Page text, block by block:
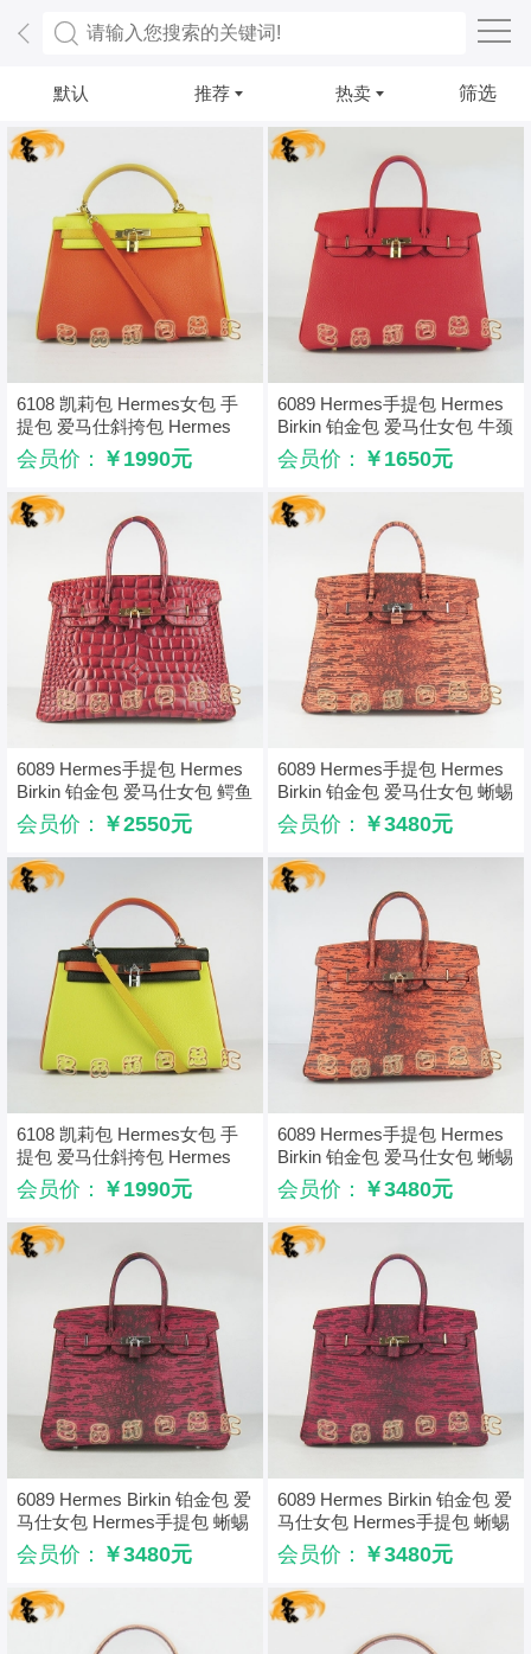
默认 推荐 热卖 筛选
6108 凯莉包 Hermes女包 手
提包 爱马仕斜挎包 Hermes
Kelly Bag 配色荔枝纹 绿橙黄
色金扣
会员价： ￥1990元
6089 Hermes手提包 Hermes
Birkin 铂金包 爱马仕女包 牛颈
纹（35） 红色金扣
会员价： ￥1650元
6089 Hermes手提包 Hermes
Birkin 铂金包 爱马仕女包 鳄鱼
纹（35） 大红色金扣
会员价： ￥2550元
6089 Hermes手提包 Hermes
Birkin 铂金包 爱马仕女包 蜥蜴
纹（35） 橙色银扣
会员价： ￥3480元
6108 凯莉包 Hermes女包 手
提包 爱马仕斜挎包 Hermes
Kelly Bag 配色荔枝纹 黑橙绿
色金扣
会员价： ￥1990元
6089 Hermes手提包 Hermes
Birkin 铂金包 爱马仕女包 蜥蜴
纹（35） 橙色金扣
会员价： ￥3480元
6089 Hermes Birkin 铂金包 爱
马仕女包 Hermes手提包 蜥蜴
纹（35） 红色银扣
会员价： ￥3480元
6089 Hermes Birkin 铂金包 爱
马仕女包 Hermes手提包 蜥蜴
纹（35） 红色金扣
会员价： ￥3480元